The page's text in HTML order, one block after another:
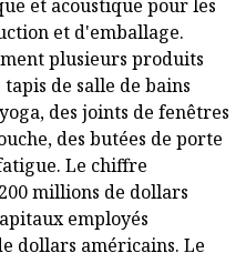
et acoustique pour les
et d'emballage.
plusieurs produits
de salle de bains
des joints de fenêtres
des butées de porte
Le chiffre
millions de dollars
employés
dollars américains. Le